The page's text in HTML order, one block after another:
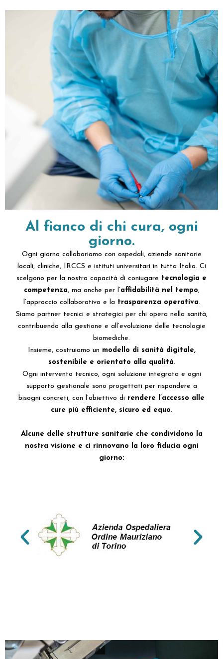
Al fianco di chi cura, ogni
giorno.
Ogni giorno collaboriamo con ospedali, aziende sanitarie
locali, cliniche, IRCCS e istituti universitari in tutta Italia. Ci
scelgono per la nostra capacità di coniugare tecnologia e
competenza, ma anche per l’affidabilità nel tempo,
l’approccio collaborativo e la trasparenza operativa.
Siamo partner tecnici e strategici per chi opera nella sanità,
contribuendo alla gestione e all’evoluzione delle tecnologie
biomediche.
Insieme, costruiamo un modello di sanità digitale,
sostenibile e orientato alla qualità.
Ogni intervento tecnico, ogni soluzione integrata e ogni
supporto gestionale sono progettati per rispondere a
bisogni concreti, con l’obiettivo di rendere l’accesso alle
cure più efficiente, sicuro ed equo.
Alcune delle strutture sanitarie che condividono la
nostra visione e ci rinnovano la loro fiducia ogni
giorno: